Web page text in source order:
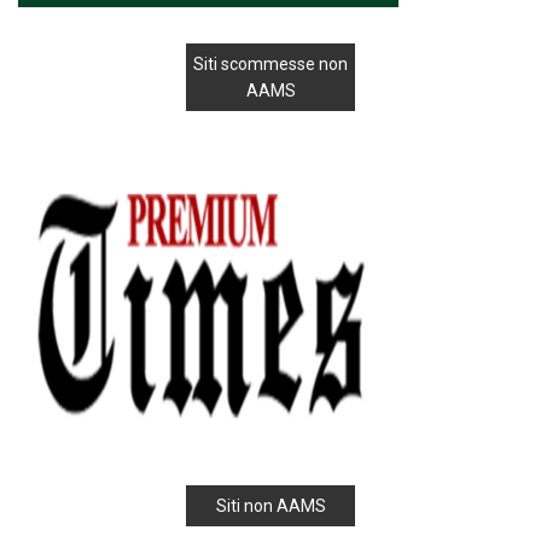
Siti scommesse non
AAMS
Siti non AAMS